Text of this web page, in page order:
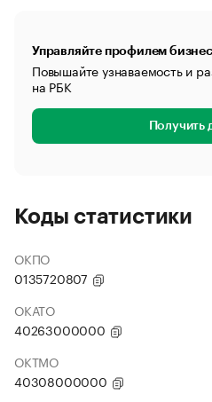
Управляйте профилем
Повышайте узнаваемость и
на РБК
Получить
Коды статистики
ОКПО
0135720807
ОКАТО
40263000000
ОКТМО
40308000000